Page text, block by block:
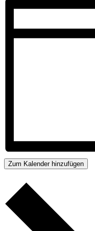
Zum Kalender hinzufügen